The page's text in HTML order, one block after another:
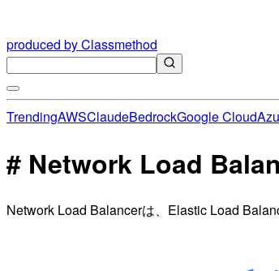
produced by Classmethod
TrendingAWSClaudeBedrockGoogle Cloud
# Network Load
Network Load Balancerは、Elastic Load